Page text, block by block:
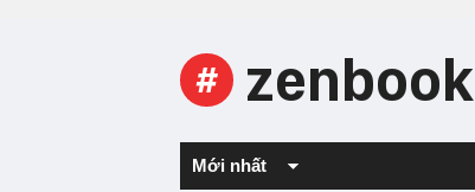
# zenbook
Mới nhất